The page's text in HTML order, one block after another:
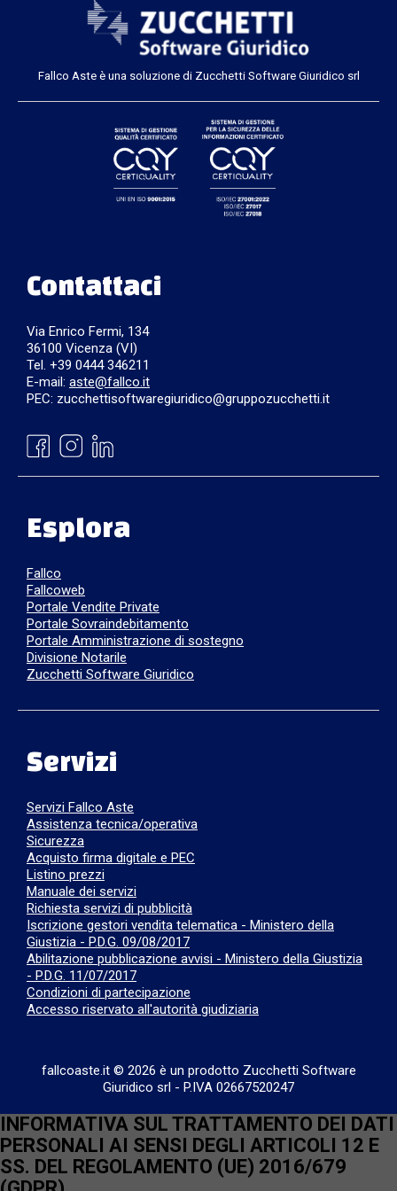
Fallco Aste è una soluzione di Zucchetti Software Giuridico srl
Contattaci
Via Enrico Fermi, 134
36100 Vicenza (VI)
Tel. +39 0444 346211
E-mail: aste@fallco.it
PEC: zucchettisoftwaregiuridico@gruppozucchetti.it
Esplora
Fallco
Fallcoweb
Portale Vendite Private
Portale Sovraindebitamento
Portale Amministrazione di sostegno
Divisione Notarile
Zucchetti Software Giuridico
Servizi
Servizi Fallco Aste
Assistenza tecnica/operativa
Sicurezza
Acquisto firma digitale e PEC
Listino prezzi
Manuale dei servizi
Richiesta servizi di pubblicità
Iscrizione gestori vendita telematica - Ministero della
Giustizia - P.D.G. 09/08/2017
Abilitazione pubblicazione avvisi - Ministero della Giustizia
- P.D.G. 11/07/2017
Condizioni di partecipazione
Accesso riservato all'autorità giudiziaria
fallcoaste.it © 2026 è un prodotto Zucchetti Software
Giuridico srl - P.IVA 02667520247
INFORMATIVA SUL TRATTAMENTO DEI DATI
PERSONALI AI SENSI DEGLI ARTICOLI 12 E
SS. DEL REGOLAMENTO (UE) 2016/679